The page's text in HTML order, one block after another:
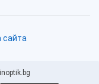
сайта